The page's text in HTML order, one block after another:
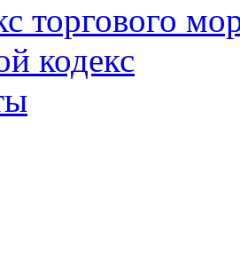
торгового
кодекс